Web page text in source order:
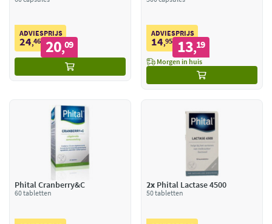
ADVIESPRIJS
24,46 20,09
ADVIESPRIJS
14,95 13,19
Morgen in huis
Phital Cranberry&C
60 tabletten
2xPhital Lactase 4500
50 tabletten